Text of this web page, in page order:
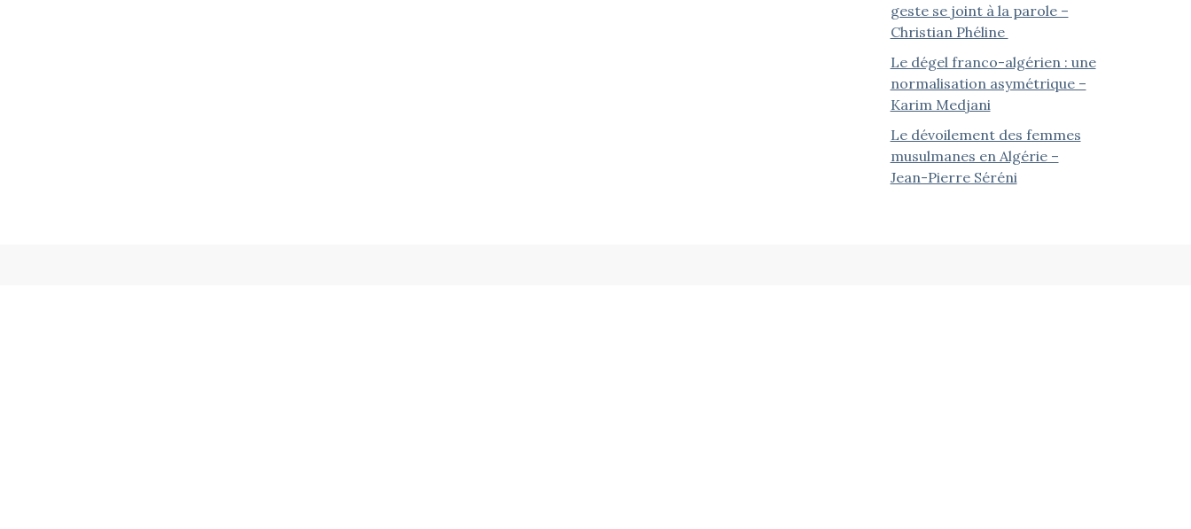
geste se joint à la parole –
Christian Phéline
Le dégel franco-algérien : une
normalisation asymétrique –
Karim Medjani
Le dévoilement des femmes
musulmanes en Algérie –
Jean-Pierre Séréni